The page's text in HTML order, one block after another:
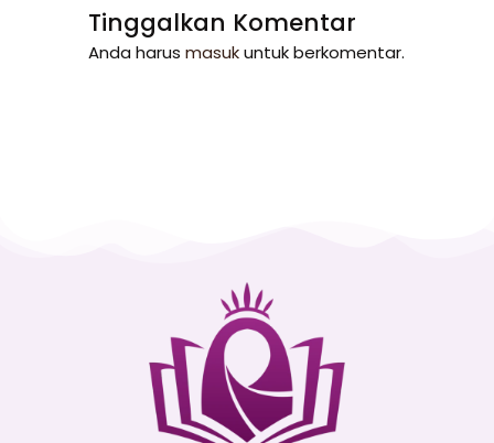
Tinggalkan Komentar
Anda harus masukuntuk berkomentar.